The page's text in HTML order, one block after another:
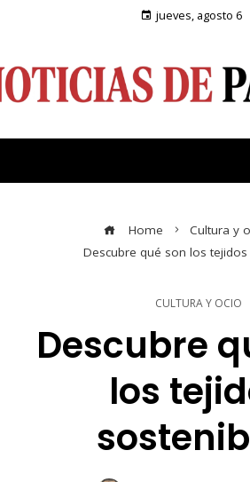
jueves, agosto 6
Home
Cultura y
Descubre qué son los
CULTURA Y OCIO
Descubre
los